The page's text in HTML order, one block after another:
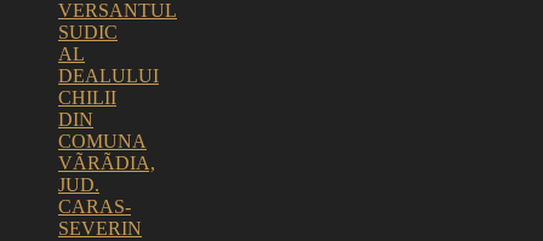
VERSANTUL
SUDIC
AL
DEALULUI
CHILII
DIN
COMUNA
VÃRÃDIA,
JUD.
CARAS-
SEVERIN